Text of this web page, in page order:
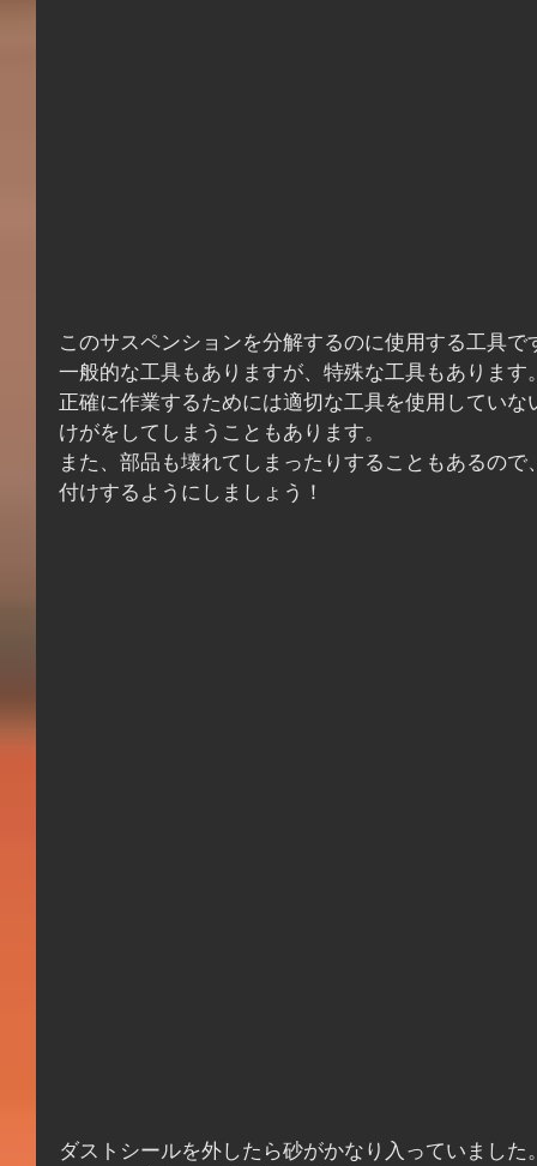
このサスペンションを分解するのに使用する工具で
一般的な工具もありますが、特殊な工具もあります
正確に作業するためには適切な工具を使用してい
けがをしてしまうこともあります。
また、部品も壊れてしまったりすることもあるの
付けするようにしましょう！
ダストシールを外したら砂がかなり入っていました